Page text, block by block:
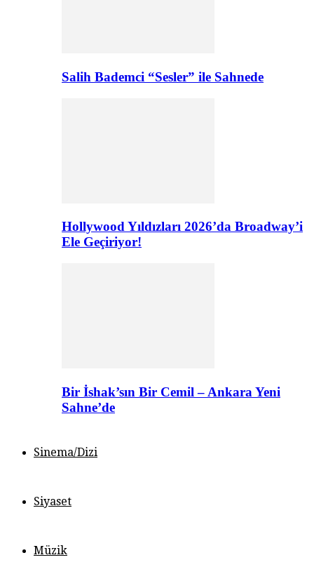
Salih Bademci “Sesler” ile Sahnede
Hollywood Yıldızları 2026’da Broadway’i
Ele Geçiriyor!
Bir İshak’sın Bir Cemil – Ankara Yeni
Sahne’de
Sinema/Dizi
Siyaset
Müzik